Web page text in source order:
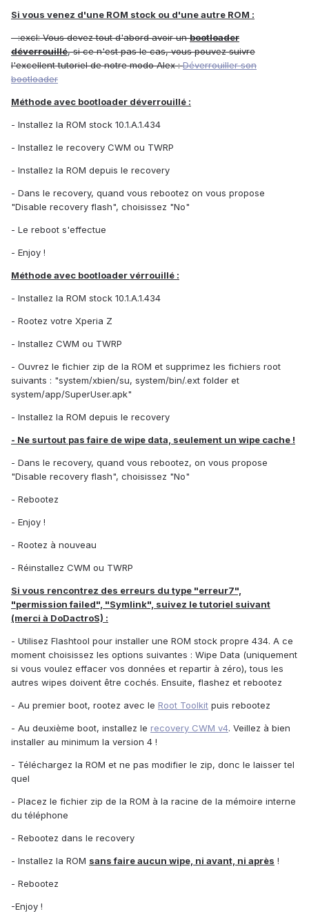
Si vous venez d'une ROM stock ou d'une autre ROM :
- :excl: Vous devez tout d'abord avoir unbootloader
déverrouillé, si ce n'est pas le cas, vous pouvez suivre
l'excellent tutoriel de notre modo Alex :Déverrouiller son
bootloader
Méthode avec bootloader déverrouillé :
- Installez la ROM stock 10.1.A.1.434
- Installez le recovery CWM ou TWRP
- Installez la ROM depuis le recovery
- Dans le recovery, quand vous rebootez on vous propose
"Disable recovery flash", choisissez "No"
- Le reboot s'effectue
- Enjoy !
Méthode avec bootloader vérrouillé :
- Installez la ROM stock 10.1.A.1.434
- Rootez votre Xperia Z
- Installez CWM ou TWRP
- Ouvrez le fichier zip de la ROM et supprimez les fichiers root
suivants : "system/xbien/su, system/bin/.ext folder et
system/app/SuperUser.apk"
- Installez la ROM depuis le recovery
- Ne surtout pas faire de wipe data, seulement un wipe cache !
- Dans le recovery, quand vous rebootez, on vous propose
"Disable recovery flash", choisissez "No"
- Rebootez
- Enjoy !
- Rootez à nouveau
- Réinstallez CWM ou TWRP
Si vous rencontrez des erreurs du type "erreur7",
"permission failed", "Symlink", suivez le tutoriel suivant
(merci à DoDactroS) :
- Utilisez Flashtool pour installer une ROM stock propre 434. A ce
moment choisissez les options suivantes : Wipe Data (uniquement
si vous voulez effacer vos données et repartir à zéro), tous les
autres wipes doivent être cochés. Ensuite, flashez et rebootez
- Au premier boot, rootez avec le Root Toolkit puis rebootez
- Au deuxième boot, installez le recovery CWM v4. Veillez à bien
installer au minimum la version 4 !
- Téléchargez la ROM et ne pas modifier le zip, donc le laisser tel
quel
- Placez le fichier zip de la ROM à la racine de la mémoire interne
du téléphone
- Rebootez dans le recovery
- Installez la ROM sans faire aucun wipe, ni avant, ni après !
- Rebootez
-Enjoy !